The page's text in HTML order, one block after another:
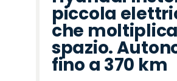
piccola
che
spazio.
fino a 370 km